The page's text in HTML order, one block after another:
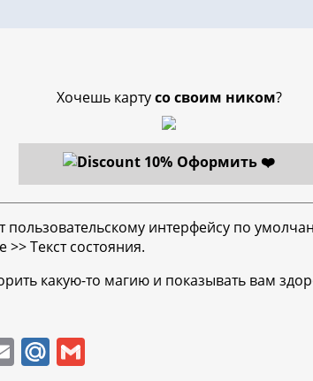
Хочешь картусо своим ником?
Оформить ❤️
интерфейсу по
Текст состояния.
какую-то магию и показывать вам
E M